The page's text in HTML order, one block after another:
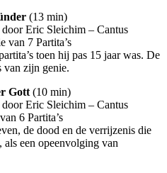
(13 min)
Eric Sleichim – Cantus
van 7 Partita’s
toen hij pas 15 jaar was. De
van zijn genie.
Gott (10 min)
Eric Sleichim – Cantus
6 Partita’s
de dood en de verrijzenis die
als een opeenvolging van